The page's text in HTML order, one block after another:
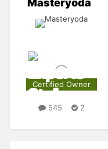
Masteryoda
Certified Owner
545 2